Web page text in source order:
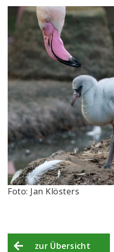
Foto: Jan Klösters
zur Übersicht